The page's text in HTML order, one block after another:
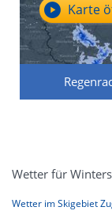
Karte
Wetter für
Wetter im Skigebiet